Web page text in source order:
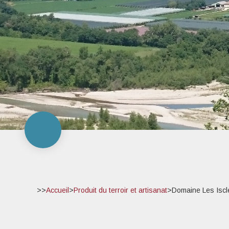
>>Accueil >Produit du terroir et artisanat>Domaine Les